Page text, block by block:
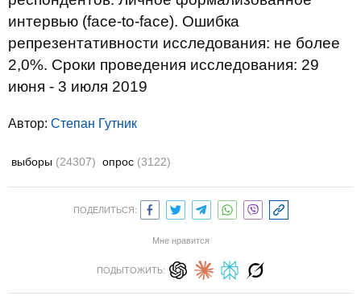
интервью (face-to-face). Ошибка
репрезентативности исследования: не более
2,0%. Сроки проведения исследования: 29
июня - 3 июля 2019
Автор: Степан Гутник
выборы (24307) опрос (3122)
ПОДЕЛИТЬСЯ:
Мне нравится
ПОДЫТОЖИТЬ: